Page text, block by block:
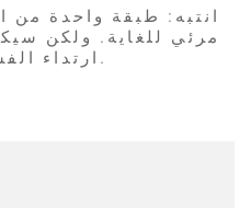
مرئي للغاية. ولكن
ارتداء الفستان. لا تسحب بشدة. لا تخدش لأشياء قوية أخرى.